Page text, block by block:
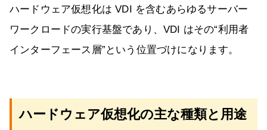
ハードウェア仮想化は VDI を含むあらゆるサーバー
ワークロードの実行基盤であり、VDI はその“利用者
インターフェース層”という位置づけになります。
ハードウェア仮想化の主な種類と用途